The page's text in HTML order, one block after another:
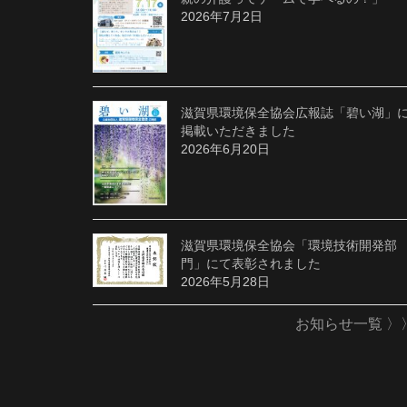
2026年7月2日
滋賀県環境保全協会広報誌「碧い湖」
掲載いただきました
2026年6月20日
滋賀県環境保全協会「環境技術開発部
門」にて表彰されました
2026年5月28日
お知らせ一覧 〉